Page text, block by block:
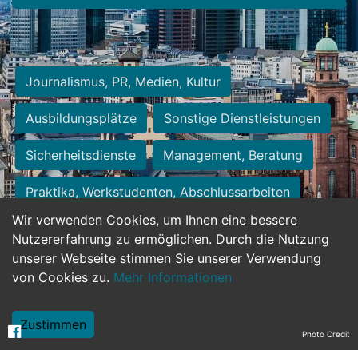
Wir verwenden Cookies, um Ihnen eine bessere
Nutzererfahrung zu ermöglichen. Durch die Nutzung
unserer Webseite stimmen Sie unserer Verwendung
von Cookies zu. Mehr Informationen
Zustimmen
Journalismus, PR, Medien, Kultur
Ausbildungsplätze Sonstige Dienstleistungen
Sicherheitsdienste Management, Beratung
Praktika, Werkstudenten, Abschlussarbeiten
Personalwesen Assistenz, Sekretariat
Hilfskräfte, Aushilfs- und Nebenjobs
Weiterbildung, Studium, duale Ausbildung Photo Credit